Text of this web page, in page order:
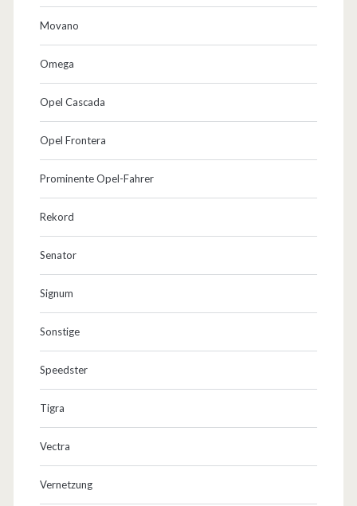
Movano
Omega
Opel Cascada
Opel Frontera
Prominente Opel-Fahrer
Rekord
Senator
Signum
Sonstige
Speedster
Tigra
Vectra
Vernetzung